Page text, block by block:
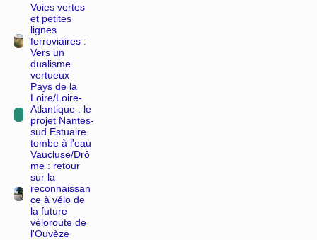
Voies vertes
et petites
lignes
ferroviaires :
Vers un
dualisme
vertueux
Pays de la
Loire/Loire-
Atlantique : le
projet Nantes-
sud Estuaire
tombe à l'eau
Vaucluse/Drô
me : retour
sur la
reconnaissan
ce à vélo de
la future
véloroute de
l'Ouvèze